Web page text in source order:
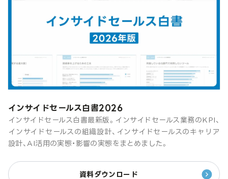
インサイドセールス白書2026
インサイドセールス白書最新版。インサイドセールス業務のKPI、
インサイドセールスの組織設計、インサイドセールスのキャリア
設計、AI活用の実態・影響の実態をまとめました。
資料ダウンロード